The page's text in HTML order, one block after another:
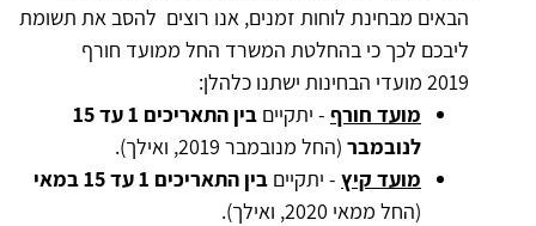
הבאים מבחינת לוחות זמנים, אנו רוצים להסב את תשומת
ליבכם לכך כי בהחלטת המשרד החל ממועד חורף
2019 מועדי הבחינות ישתנו כלהלן:
מועד חורף - יתקיים
בין התאריכים 1 עד 15
לנובמבר (החל מנובמבר 2019, ואילך).
מועד קיץ - יתקיים בין התאריכים 1 עד 15 במאי
(החל ממאי 2020, ואילך).